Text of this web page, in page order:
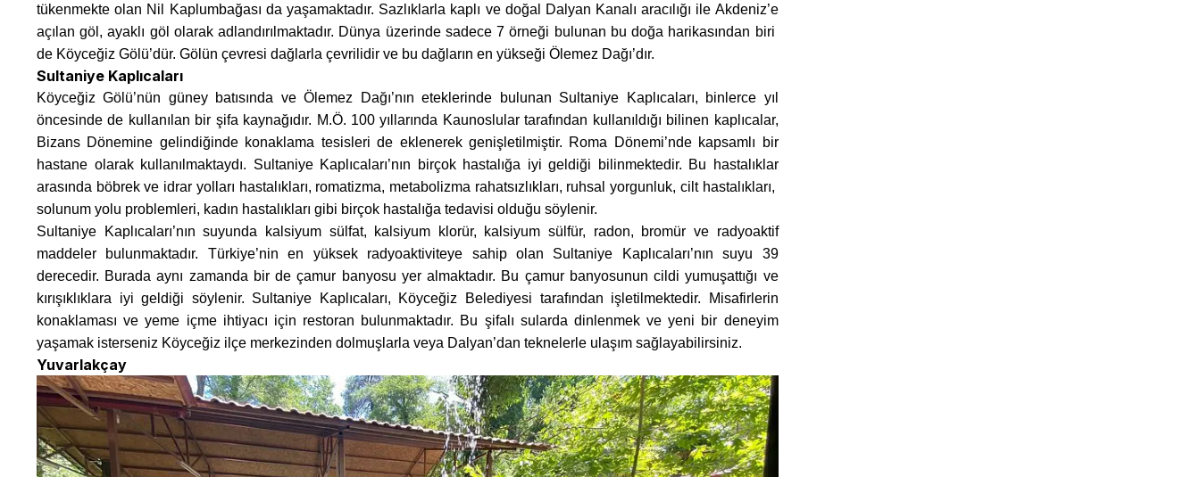
tükenmekte olan Nil Kaplumbağası da yaşamaktadır. Sazlıklarla kaplı ve doğal Dalyan Kanalı aracılığı ile Akdeniz’e
açılan göl, ayaklı göl olarak adlandırılmaktadır. Dünya üzerinde sadece 7 örneği bulunan bu doğa harikasından biri
de Köyceğiz Gölü’dür. Gölün çevresi dağlarla çevrilidir ve bu dağların en yükseği Ölemez Dağı’dır.
Sultaniye Kaplıcaları
Köyceğiz Gölü’nün güney batısında ve Ölemez Dağı’nın eteklerinde bulunan Sultaniye Kaplıcaları, binlerce yıl
öncesinde de kullanılan bir şifa kaynağıdır. M.Ö. 100 yıllarında Kaunoslular tarafından kullanıldığı bilinen kaplıcalar,
Bizans Dönemine gelindiğinde konaklama tesisleri de eklenerek genişletilmiştir. Roma Dönemi’nde kapsamlı bir
hastane olarak kullanılmaktaydı. Sultaniye Kaplıcaları’nın birçok hastalığa iyi geldiği bilinmektedir. Bu hastalıklar
arasında böbrek ve idrar yolları hastalıkları, romatizma, metabolizma rahatsızlıkları, ruhsal yorgunluk, cilt hastalıkları,
solunum yolu problemleri, kadın hastalıkları gibi birçok hastalığa tedavisi olduğu söylenir.
Sultaniye Kaplıcaları’nın suyunda kalsiyum sülfat, kalsiyum klorür, kalsiyum sülfür, radon, bromür ve radyoaktif
maddeler bulunmaktadır. Türkiye’nin en yüksek radyoaktiviteye sahip olan Sultaniye Kaplıcaları’nın suyu 39
derecedir. Burada aynı zamanda bir de çamur banyosu yer almaktadır. Bu çamur banyosunun cildi yumuşattığı ve
kırışıklıklara iyi geldiği söylenir. Sultaniye Kaplıcaları, Köyceğiz Belediyesi tarafından işletilmektedir. Misafirlerin
konaklaması ve yeme içme ihtiyacı için restoran bulunmaktadır. Bu şifalı sularda dinlenmek ve yeni bir deneyim
yaşamak isterseniz Köyceğiz ilçe merkezinden dolmuşlarla veya Dalyan’dan teknelerle ulaşım sağlayabilirsiniz.
Yuvarlakçay